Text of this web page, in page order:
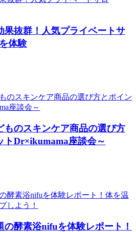
果抜群！人気プライベートサ
体験
ものスキンケア商品の選び方
トDr×ikumama座談会～
の酵素浴nifuを体験レポート！